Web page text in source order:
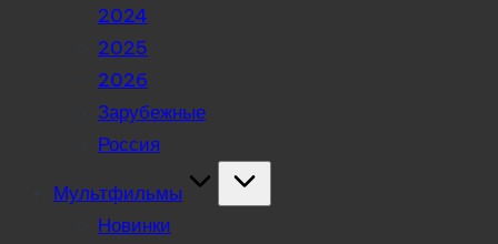
2024
2025
2026
Зарубежные
Россия
Мультфильмы
Новинки